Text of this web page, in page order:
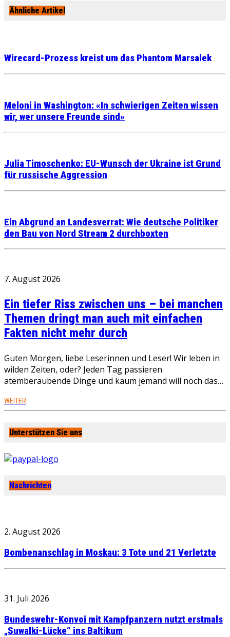
Ähnliche Artikel
Wirecard-Prozess kreist um das Phantom Marsalek
Meloni in Washington: «In schwierigen Zeiten wissen
wir, wer unsere Freunde sind»
Julia Timoschenko: EU-Wunsch der Ukraine ist Grund
für russische Aggression
Ein Abgrund an Landesverrat: Wie deutsche Politiker
den Bau von Nord Stream 2 durchboxten
7. August 2026
Ein tiefer Riss zwischen uns – bei manchen
Themen dringt man auch mit einfachen
Fakten nicht mehr durch
Guten Morgen, liebe Leserinnen und Leser! Wir leben in
wilden Zeiten, oder? Jeden Tag passieren
atemberaubende Dinge und kaum jemand will noch das…
WEITER
Unterstützen Sie uns
Nachrichten
2. August 2026
Bombenanschlag in Moskau: 3 Tote und 21 Verletzte
31. Juli 2026
Bundeswehr-Konvoi mit Kampfpanzern nutzt erstmals
„Suwalki-Lücke“ ins Baltikum